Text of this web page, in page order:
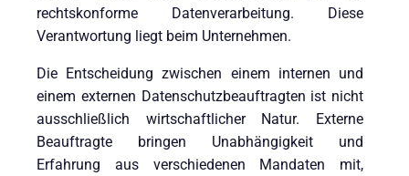
rechtskonforme Datenverarbeitung. Diese
Verantwortung liegt beim Unternehmen.
Die Entscheidung zwischen einem internen und
einem externen Datenschutzbeauftragten ist nicht
ausschließlich wirtschaftlicher Natur. Externe
Beauftragte bringen Unabhängigkeit und
Erfahrung aus verschiedenen Mandaten mit,